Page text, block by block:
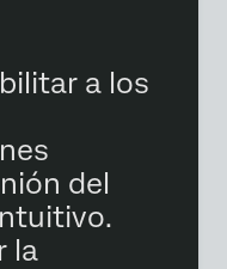
a los
del
la